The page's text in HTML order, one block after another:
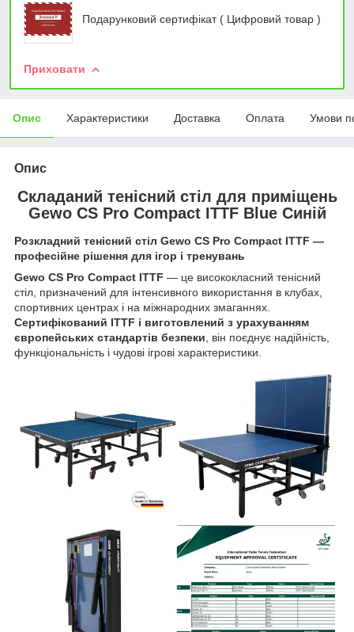
Подарунковий сертифікат ( Цифровий товар )
Приховати
Опис Характеристики Доставка Оплата Умови
Опис
Складаний тенісний стіл для приміщень
Gewo CS Pro Compact ITTF Blue Синій
Розкладний тенісний стіл Gewo CS Pro Compact ITTF —
професійне рішення для ігор і тренувань
Gewo CS Pro Compact ITTF — це висококласний тенісний
стіл, призначений для інтенсивного використання в клубах,
спортивних центрах і на міжнародних змаганнях.
Сертифікований ITTF і виготовлений з урахуванням
європейських стандартів безпеки, він поєднує надійність,
функціональність і чудові ігрові характеристики.